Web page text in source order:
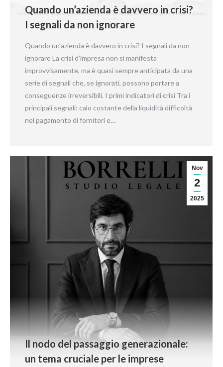
Quando un’azienda è davvero in crisi?
I segnali da non ignorare
Quando un’azienda è davvero in crisi? I segnali da non
ignorare La crisi d’impresa non si manifesta
improvvisamente, ma è quasi sempre anticipata da una
serie di segnali che, se ignorati, possono portare a
conseguenze irreversibili. I primi indicatori di crisi Tra i
principali segnali: calo costante della liquidità difficoltà
nel pagamento di fornitori e…
Nov
2
2025
Il nodo del passaggio generazionale:
un tema cruciale per le imprese